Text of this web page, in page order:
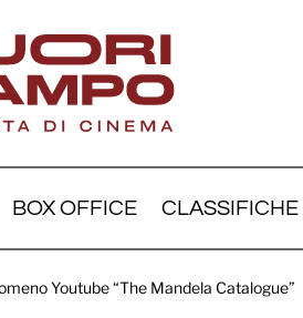
BOX OFFICE CLASSIFICHE
Youtube “The Mandela Catalogue”